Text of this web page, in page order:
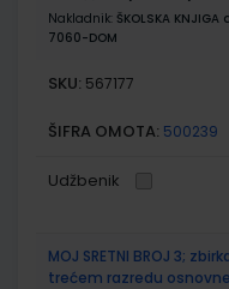
Nakladnik: ŠKOLSKA KNJIGA
7060-DOM
SKU: 567177
ŠIFRA OMOTA: 500239
Udžbenik
MOJ SRETNI BROJ 3;
trećem razredu